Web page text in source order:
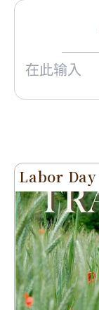
Labor Day